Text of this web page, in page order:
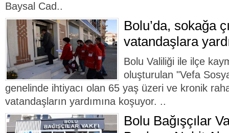
Baysal Cad..
Bolu’da, sokağa
vatandaşlara
Bolu Valiliği ile ilçe
oluşturulan "Vefa
genelinde ihtiyacı olan 65 yaş üzeri ve kronik
vatandaşların yardımına koşuyor. ..
Bolu Bağışçılar